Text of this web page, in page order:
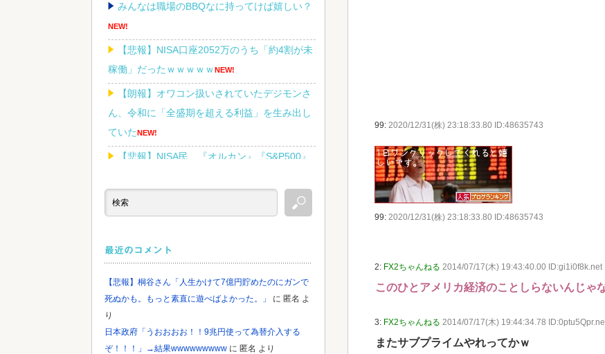
99: 2020/12/31(株) 23:18:33.80 ID:48635743
99: 2020/12/31(株) 23:18:33.80 ID:48635743
2: FX2ちゃんねる 2014/07/17(木) 19:43:40.00 ID:gi1i0f8k.net
このひとアメリカ経済のことしらないんじゃ
3: FX2ちゃんねる 2014/07/17(木) 19:44:34.78
またサブプライムやれってかｗ
みんなは職場のBBQなに持ってけば嬉しい？
NEW!
【悲報】NISA口座2052万のうち「約4割が未
稼働」だったｗｗｗｗｗNEW!
【朗報】オワコン扱いされていたデジモンさ
ん、令和に「全盛期を超える利益」を生み出し
ていたNEW!
【悲報】NISA民、『オルカン』『S&P500』
Powered by livedoor 相互RSS
最近のコメント
【悲報】桐谷さん「人生かけて7億円貯めたのにガンで
死ぬかも。もっと素直に遊べばよかった。」
に 匿名 よ
り
日本政府「うおおおお！！9兆円使って為替介入する
ぞ！！！」→結果wwwwwwwww に 匿名 より